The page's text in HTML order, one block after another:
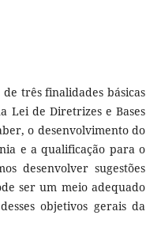
três finalidades básicas
Lei de Diretrizes e Bases
o desenvolvimento do
e a qualificação para o
desenvolver sugestões
ser um meio adequado
objetivos gerais da